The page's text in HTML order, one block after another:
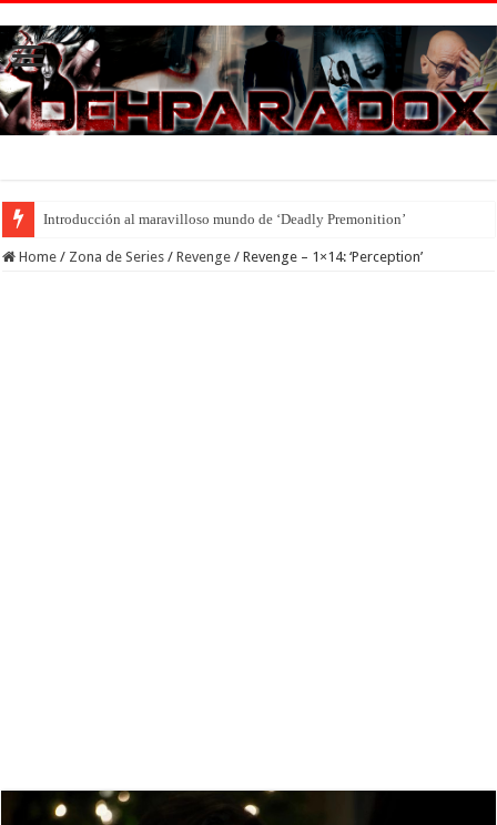
Introducción al maravilloso mundo de ‘Deadly Premonition’
Home / Zona de Series / Revenge / Revenge – 1×14: ‘Perception’